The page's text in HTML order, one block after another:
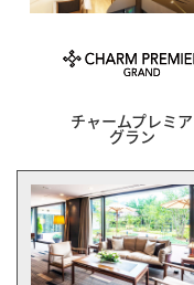
チャームプレミア
グラン